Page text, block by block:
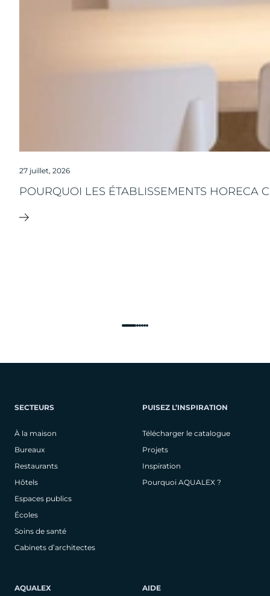
27 juillet, 2026
POURQUOI LES ÉTABLISSEMENTS HORECA
SECTEURS
À la maison
Bureaux
Restaurants
Hôtels
Espaces publics
Écoles
Soins de santé
Cabinets d’architectes
PUISEZ L’INSPIRATION
Télécharger le catalogue
Projets
Inspiration
Pourquoi AQUALEX ?
AQUALEX AIDE